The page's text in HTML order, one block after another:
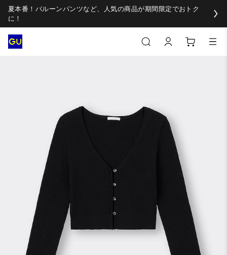
夏本番！バルーンパンツなど、人気の商品が期間限定でおトク
に！